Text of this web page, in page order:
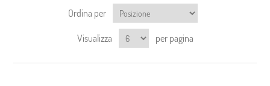
Ordina per
Visualizza per pagina